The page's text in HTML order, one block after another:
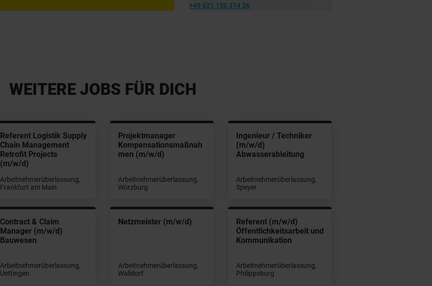
+49 621 150 314 26
WEITERE JOBS FÜR DICH
Referent Logistik Supply
Chain Management
Retrofit Projects
(m/w/d)
Arbeitnehmerüberlassung,
Frankfurt am Main
Contract & Claim
Manager (m/w/d)
Bauwesen
Arbeitnehmerüberlassung,
Uettingen
Projektmanager
Kompensationsmaßnah
men (m/w/d)
Arbeitnehmerüberlassung,
Würzburg
Netzmeister (m/w/d)
Arbeitnehmerüberlassung,
Walldorf
Ingenieur / Techniker
(m/w/d)
Abwasserableitung
Arbeitnehmerüberlassung,
Speyer
Referent (m/w/d)
Öffentlichkeitsarbeit und
Kommunikation
Arbeitnehmerüberlassung,
Philippsburg